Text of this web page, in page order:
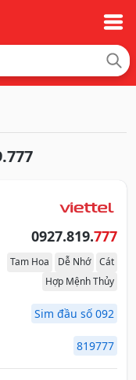
0927.819.777
Tam Hoa Dễ Nhớ
Cát
Hợp Mệnh Thủy
Sim đầu số 092
819777